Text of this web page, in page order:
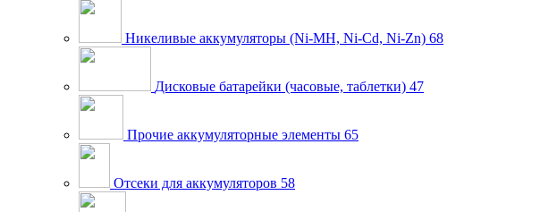
Никеливые аккумуляторы (Ni-MH, Ni-Cd, Ni-Zn) 68
Дисковые батарейки (часовые, таблетки) 47
Прочие аккумуляторные элементы 65
Отсеки для аккумуляторов 58